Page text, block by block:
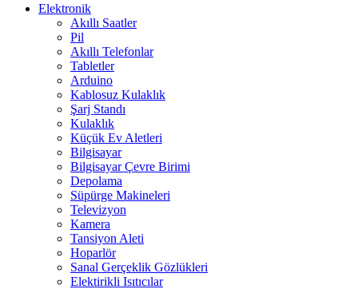
Elektronik
Akıllı Saatler
Pil
Akıllı Telefonlar
Tabletler
Arduino
Kablosuz Kulaklık
Şarj Standı
Kulaklık
Küçük Ev Aletleri
Bilgisayar
Bilgisayar Çevre Birimi
Depolama
Süpürge Makineleri
Televizyon
Kamera
Tansiyon Aleti
Hoparlör
Sanal Gerçeklik Gözlükleri
Elektirikli Isıtıcılar